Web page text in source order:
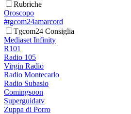
Rubriche
Oroscopo
#tgcom24amarcord
Tgcom24 Consiglia
Mediaset Infinity
R101
Radio 105
Virgin Radio
Radio Montecarlo
Radio Subasio
Comingsoon
Superguidatv
Zuppa di Porro